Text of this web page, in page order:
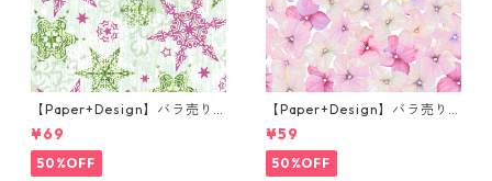
【Paper+Design】バラ売り2
枚 ランチサイズ ペーパーナプ
キン DELICATE STARS グリー
ン
¥69
50%OFF
【Paper+Design】バラ売り2
枚 カクテルサイズ ペーパーナ
プキン Small blossoms ピン
ク
¥59
50%OFF